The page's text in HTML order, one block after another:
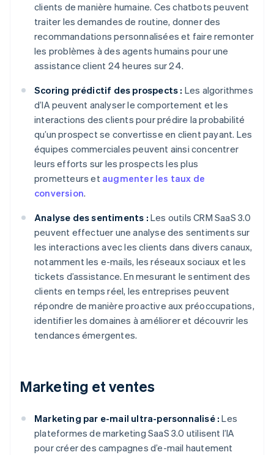
clients de manière humaine. Ces chatbots peuvent
traiter les demandes de routine, donner des
recommandations personnalisées et faire remonter
les problèmes à des agents humains pour une
assistance client 24 heures sur 24.
Scoring prédictif des prospects : Les algorithmes
d’IA peuvent analyser le comportement et les
interactions des clients pour prédire la probabilité
qu’un prospect se convertisse en client payant. Les
équipes commerciales peuvent ainsi concentrer
leurs efforts sur les prospects les plus
prometteurs et augmenter les taux de
conversion.
Analyse des sentiments : Les outils CRM SaaS 3.0
peuvent effectuer une analyse des sentiments sur
les interactions avec les clients dans divers canaux,
notamment les e-mails, les réseaux sociaux et les
tickets d’assistance. En mesurant le sentiment des
clients en temps réel, les entreprises peuvent
répondre de manière proactive aux préoccupations,
identifier les domaines à améliorer et découvrir les
tendances émergentes.
Marketing et ventes
Marketing par e-mail ultra-personnalisé : Les
plateformes de marketing SaaS 3.0 utilisent l’IA
pour créer des campagnes d’e-mail hautement